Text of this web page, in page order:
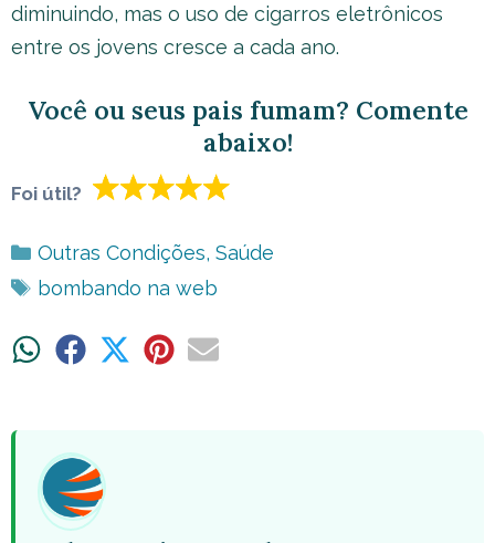
diminuindo, mas o uso de cigarros eletrônicos
entre os jovens cresce a cada ano.
Você ou seus pais fumam? Comente
abaixo!
Foi útil?
Categorias
Outras Condições, Saúde
Tags
bombando na web
ShareShare ShareShareShare